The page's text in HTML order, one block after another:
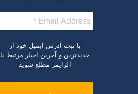
با ثبت آدرس ایمیل خود از
جدیدترین و آخرین اخبار مرتبط با
آلزایمر مطلع شوید